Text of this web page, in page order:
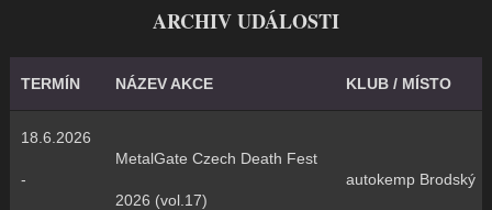
ARCHIV UDÁLOSTI
TERMÍN NÁZEV AKCE KLUB / MÍSTO
18.6.2026
-
MetalGate Czech Death Fest
2026 (vol.17)
autokemp Brodský